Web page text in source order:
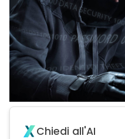
Chiedi all'AI